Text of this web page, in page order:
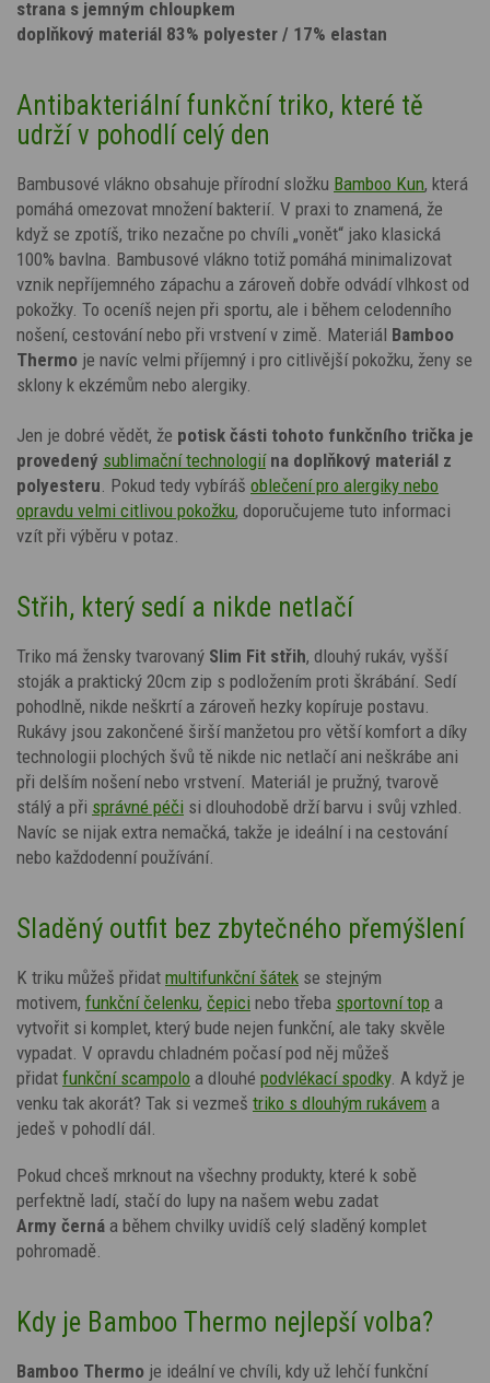
strana s jemným chloupkem
doplňkový materiál 83% polyester / 17% elastan
Antibakteriální funkční triko, které tě
udrží v pohodlí celý den
Bambusové vlákno obsahuje přírodní složku Bamboo Kun, která
pomáhá omezovat množení bakterií. V praxi to znamená, že
když se zpotíš, triko nezačne po chvíli „vonět“ jako klasická
100% bavlna. Bambusové vlákno totiž pomáhá minimalizovat
vznik nepříjemného zápachu a zároveň dobře odvádí vlhkost od
pokožky. To oceníš nejen při sportu, ale i během celodenního
nošení, cestování nebo při vrstvení v zimě. Materiál Bamboo
Thermo je navíc velmi příjemný i pro citlivější pokožku, ženy se
sklony k ekzémům nebo alergiky.
Jen je dobré vědět, že potisk části tohoto funkčního trička je
provedený sublimační technologiína doplňkový materiál z
polyesteru . Pokud tedy vybíráš oblečení pro alergiky nebo
opravdu velmi citlivou pokožku, doporučujeme tuto informaci
vzít při výběru v potaz.
Střih, který sedí a nikde netlačí
Triko má žensky tvarovaný Slim Fit střih, dlouhý rukáv, vyšší
stoják a praktický 20cm zip s podložením proti škrábání. Sedí
pohodlně, nikde neškrtí a zároveň hezky kopíruje postavu.
Rukávy jsou zakončené širší manžetou pro větší komfort a díky
technologii plochých švů tě nikde nic netlačí ani neškrábe ani
při delším nošení nebo vrstvení. Materiál je pružný, tvarově
stálý a při správné péči si dlouhodobě drží barvu i svůj vzhled.
Navíc se nijak extra nemačká, takže je ideální i na cestování
nebo každodenní používání.
Sladěný outfit bez zbytečného přemýšlení
K triku můžeš přidat multifunkční šátek se stejným
motivem, funkční čelenku, čepici nebo třeba sportovní top a
vytvořit si komplet, který bude nejen funkční, ale taky skvěle
vypadat. V opravdu chladném počasí pod něj můžeš
přidat funkční scampolo a dlouhé podvlékací spodky. A když je
venku tak akorát? Tak si vezmeš triko s dlouhým rukávem a
jedeš v pohodlí dál.
Pokud chceš mrknout na všechny produkty, které k sobě
perfektně ladí, stačí do lupy na našem webu zadat
Army černá a během chvilky uvidíš celý sladěný komplet
pohromadě.
Kdy je Bamboo Thermo nejlepší volba?
Bamboo Thermo je ideální ve chvíli, kdy už lehčí funkční